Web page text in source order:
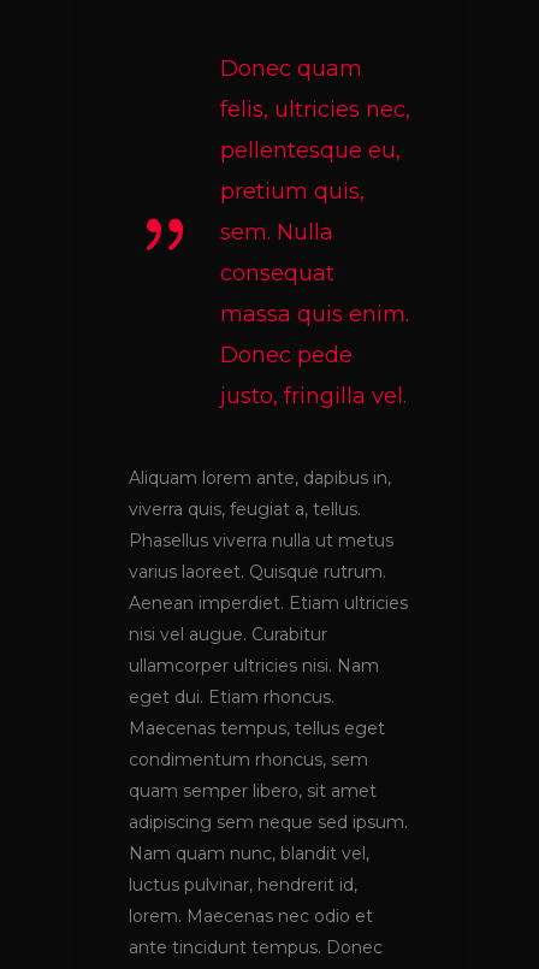
Donec quam
felis, ultricies nec,
pellentesque eu,
pretium quis,
sem. Nulla
consequat
massa quis enim.
Donec pede
justo, fringilla vel.
Aliquam lorem ante, dapibus in,
viverra quis, feugiat a, tellus.
Phasellus viverra nulla ut metus
varius laoreet. Quisque rutrum.
Aenean imperdiet. Etiam ultricies
nisi vel augue. Curabitur
ullamcorper ultricies nisi. Nam
eget dui. Etiam rhoncus.
Maecenas tempus, tellus eget
condimentum rhoncus, sem
quam semper libero, sit amet
adipiscing sem neque sed ipsum.
Nam quam nunc, blandit vel,
luctus pulvinar, hendrerit id,
lorem. Maecenas nec odio et
ante tincidunt tempus. Donec